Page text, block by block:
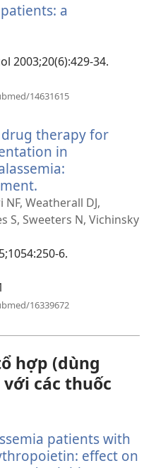
a
2003;20(6):429-34.
14631615
mới)
therapy for
in
cửa
sổ
Weatherall DJ,
S, Sweeters N, Vichinsky
6.
16339672
hợp (dùng
các thuốc
patients with
effect on